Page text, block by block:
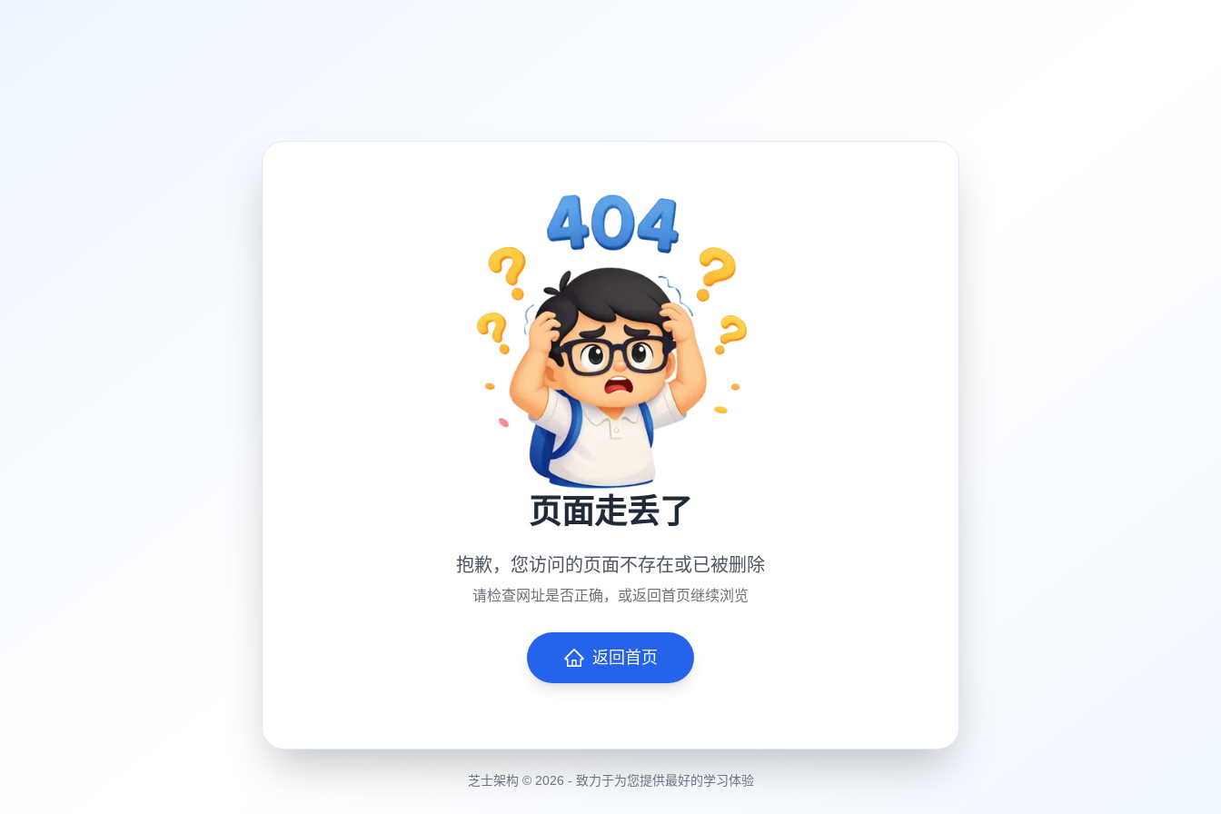
页面走丢了
抱歉，您访问的页面不存在或已被删除
请检查网址是否正确，或返回首页继续浏览
返回首页
芝士架构 © 2026 - 致力于为您提供最好的学习体验